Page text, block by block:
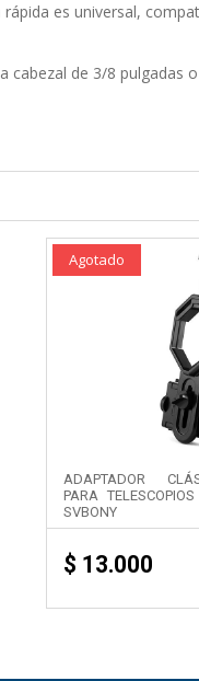
es universal,
cabezal de 3/8
Agotado
ADAPTADOR
PARA
SVBONY
$ 13.000